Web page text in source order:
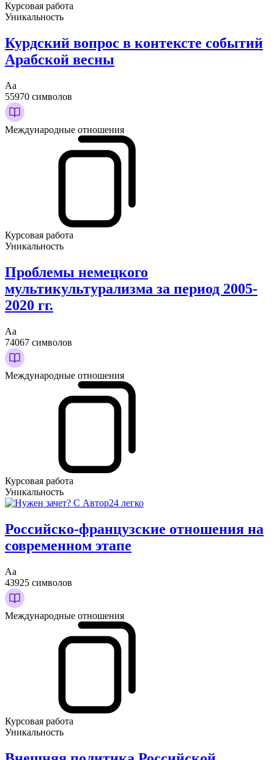
Курсовая работа
Уникальность
Курдский вопрос в контексте событий
Арабской весны
Аа
55970 символов
Международные отношения
Курсовая работа
Уникальность
Проблемы немецкого
мультикультурализма за период 2005-
2020 гг.
Аа
74067 символов
Международные отношения
Курсовая работа
Уникальность
Российско-французские отношения на
современном этапе
Аа
43925 символов
Международные отношения
Курсовая работа
Уникальность